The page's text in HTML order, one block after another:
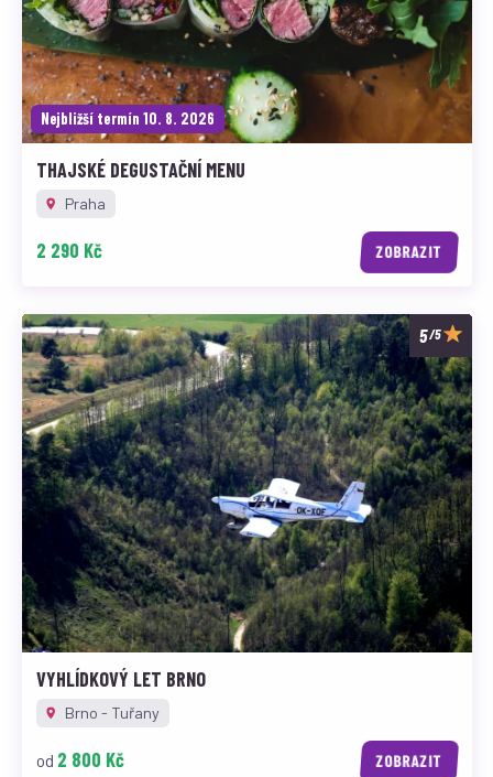
Nejbližší termín 10. 8. 2026
THAJSKÉ DEGUSTAČNÍ MENU
Praha
2 290 Kč ZOBRAZIT
/5
VYHLÍDKOVÝ LET BRNO
Brno - Tuřany
od 2 800 Kč ZOBRAZIT